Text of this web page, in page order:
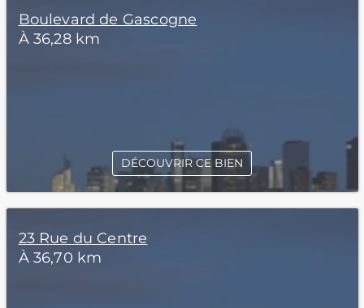
Boulevard de Gascogne
À 36,28 km
DÉCOUVRIR CE BIEN
23 Rue du Centre
À 36,70 km